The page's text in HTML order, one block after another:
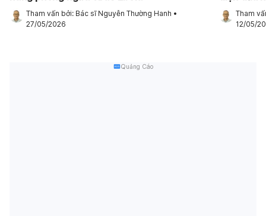
Tham vấn bởi: Bác sĩ Nguyễn Thường Hanh •
27/05/2026
Tham
12/05/
Quảng Cáo